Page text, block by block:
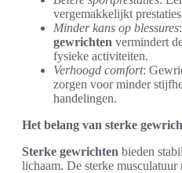
vergemakkelijkt
Minder kans op blessures
gewrichten vermindert
fysieke activiteiten.
Verhoogd comfort:
zorgen voor minder
handelingen.
Het belang van sterke
Sterke gewrichten bieden
lichaam. De sterke